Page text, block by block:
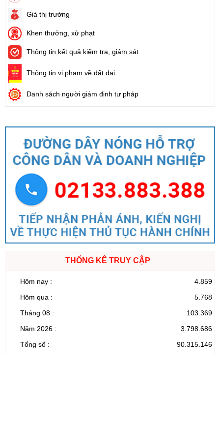
Giá thị trường
Khen thưởng, xử phạt
Thông tin kết quả kiểm tra, giám sát
Thông tin vi phạm về đất đai
Danh sách người giám định tư pháp
THỐNG KÊ TRUY CẬP
Hôm nay :
4.859
Hôm qua :
5.768
Tháng 08 :
103.369
Năm 2026 :
3.798.686
Tổng số :
90.315.146